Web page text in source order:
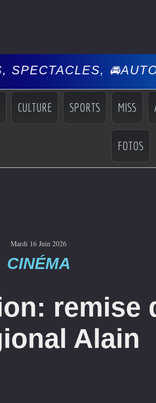
🚘AUTO•PEOPLE,
CULTURE SPORTS MISS
FOTOS
Mardi 16 Juin 2026
CINÉMA
remise
Alain